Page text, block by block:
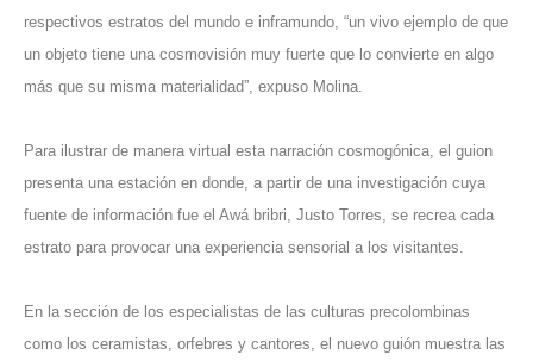
respectivos estratos del mundo e inframundo, “un vivo ejemplo de que
un objeto tiene una cosmovisión muy fuerte que lo convierte en algo
más que su misma materialidad”, expuso Molina.
Para ilustrar de manera virtual esta narración cosmogónica, el guion
presenta una estación en donde, a partir de una investigación cuya
fuente de información fue el Awá bribri, Justo Torres, se recrea cada
estrato para provocar una experiencia sensorial a los visitantes.
En la sección de los especialistas de las culturas precolombinas
como los ceramistas, orfebres y cantores, el nuevo guión muestra las